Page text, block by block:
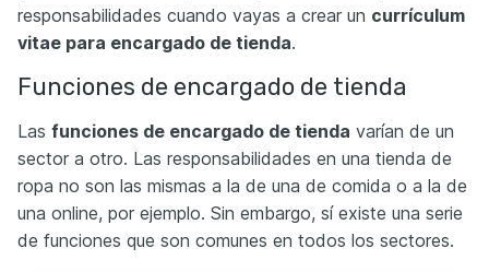
responsabilidades cuando vayas a crear un currículum
vitae para encargado de tienda.
Funciones de encargado de tienda
Las funciones de encargado de tienda varían de un
sector a otro. Las responsabilidades en una tienda de
ropa no son las mismas a la de una de comida o a la de
una online, por ejemplo. Sin embargo, sí existe una serie
de funciones que son comunes en todos los sectores.